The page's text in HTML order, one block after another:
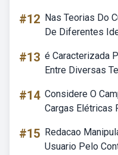
#12 Nas Teorias Do
De Diferentes
#13 é Caracterizada
Entre Diversas
#14 Considere O
Cargas Elétricas
#15 Redacao
Usuario Pelo